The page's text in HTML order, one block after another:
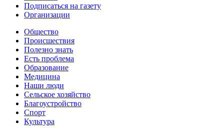
Подписаться на газету
Организации
Общество
Происшествия
Полезно знать
Есть проблема
Образование
Медицина
Наши люди
Сельское хозяйство
Благоустройство
Спорт
Культура